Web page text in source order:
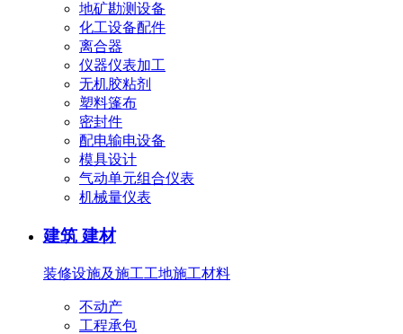
地矿勘测设备
化工设备配件
离合器
仪器仪表加工
无机胶粘剂
塑料篷布
密封件
配电输电设备
模具设计
气动单元组合仪表
机械量仪表
建筑 建材
装修设施及施工工地施工材料
不动产
工程承包